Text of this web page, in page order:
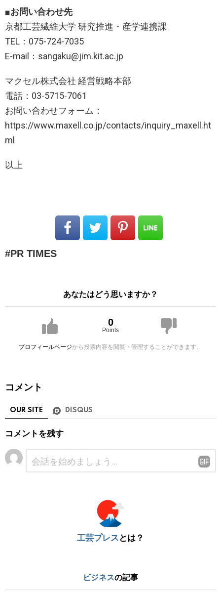
■お問い合わせ先
京都工芸繊維大学 研究推進・産学連携課
TEL：075-724-7035
E-mail：sangaku@jim.kit.ac.jp
マクセル株式会社 経営戦略本部
電話：03-5715-7061
お問い合わせフォーム：
https://www.maxell.co.jp/contacts/inquiry_maxell.ht
ml
以上
PR TIMES
あなたはどう思いますか？
0
Points
プロフィールページから投票内容を閲覧・管理することができます。
コメント
OUR SITE DISQUS
コメントを残す
工芸プレス とは？
ビジネスの記事